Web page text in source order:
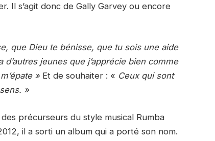
Il s’agit donc de Gally Garvey ou encore
que Dieu te bénisse, que tu sois une aide
jeunes que j’apprécie bien comme
» Et de souhaiter : « Ceux qui sont
»
précurseurs du style musical Rumba
il a sorti un album qui a porté son nom.